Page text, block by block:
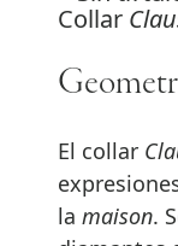
Collar
El collar
la maison.